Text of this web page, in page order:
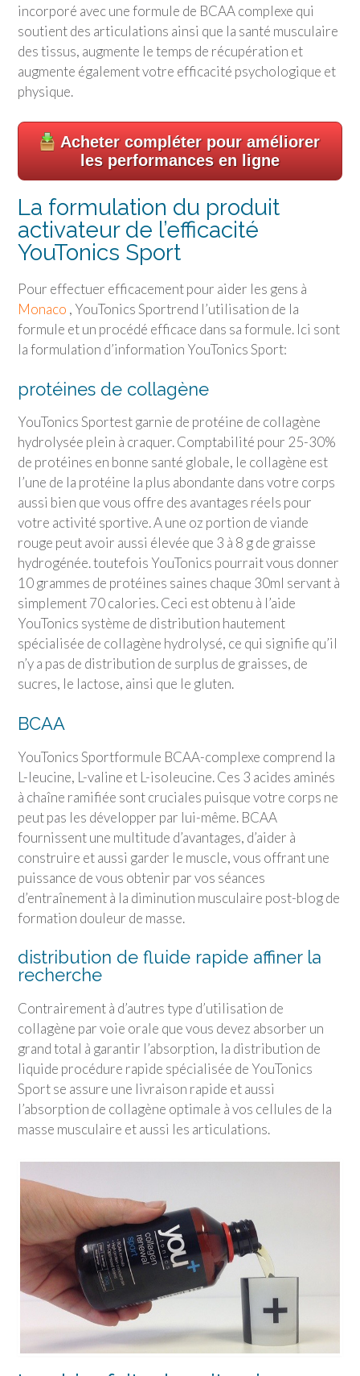
incorporé avec une formule de BCAA complexe qui
soutient des articulations ainsi que la santé musculaire
des tissus, augmente le temps de récupération et
augmente également votre efficacité psychologique et
physique.
Acheter compléter pour améliorer
les performances en ligne
La formulation du produit
activateur de l’efficacité
YouTonics Sport
Pour effectuer efficacement pour aider les gens à
Monaco , YouTonics Sportrend l’utilisation de la
formule et un procédé efficace dans sa formule. Ici sont
la formulation d’information YouTonics Sport:
protéines de collagène
YouTonics Sportest garnie de protéine de collagène
hydrolysée plein à craquer. Comptabilité pour 25-30%
de protéines en bonne santé globale, le collagène est
l’une de la protéine la plus abondante dans votre corps
aussi bien que vous offre des avantages réels pour
votre activité sportive. A une oz portion de viande
rouge peut avoir aussi élevée que 3 à 8 g de graisse
hydrogénée. toutefois YouTonics pourrait vous donner
10 grammes de protéines saines chaque 30ml servant à
simplement 70 calories. Ceci est obtenu à l’aide
YouTonics système de distribution hautement
spécialisée de collagène hydrolysé, ce qui signifie qu’il
n’y a pas de distribution de surplus de graisses, de
sucres, le lactose, ainsi que le gluten.
BCAA
YouTonics Sportformule BCAA-complexe comprend la
L-leucine, L-valine et L-isoleucine. Ces 3 acides aminés
à chaîne ramifiée sont cruciales puisque votre corps ne
peut pas les développer par lui-même. BCAA
fournissent une multitude d’avantages, d’aider à
construire et aussi garder le muscle, vous offrant une
puissance de vous obtenir par vos séances
d’entraînement à la diminution musculaire post-blog de
formation douleur de masse.
distribution de fluide rapide affiner la
recherche
Contrairement à d’autres type d’utilisation de
collagène par voie orale que vous devez absorber un
grand total à garantir l’absorption, la distribution de
liquide procédure rapide spécialisée de YouTonics
Sportse assure une livraison rapide et aussi
l’absorption de collagène optimale à vos cellules de la
masse musculaire et aussi les articulations.